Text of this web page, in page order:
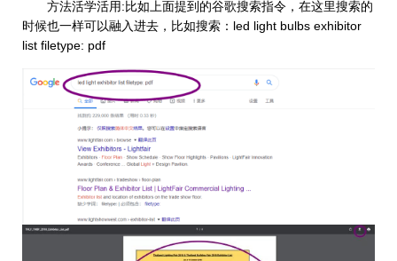
方法活学活用:比如上面提到的谷歌搜索指令，在这里搜索的
时候也一样可以融入进去，比如搜索：led light bulbs exhibitor
list filetype: pdf